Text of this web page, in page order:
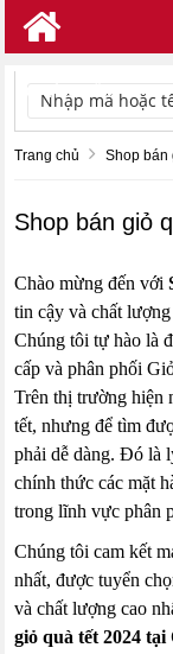
TÌM KIẾM
Trang chủ Shop bán
Shop bán giỏ
Chào mừng đến với
tin cậy và chất
Chúng tôi tự hào là
cấp và phân phối
Trên thị trường hiện
tết, nhưng để tìm
phải dễ dàng. Đó là
chính thức các mặt
trong lĩnh vực phân
Chúng tôi cam kết
nhất, được tuyển
và chất lượng cao
giỏ quà tết 2024 tại